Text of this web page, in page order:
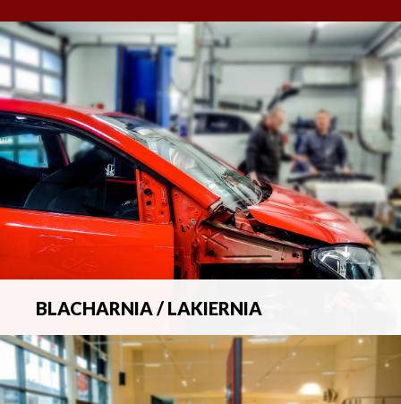
BLACHARNIA / LAKIERNIA
Kompleksowa obsługa wszelkich napraw
blacharsko-lakierniczych.